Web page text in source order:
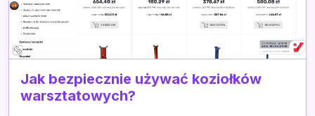
Jak bezpiecznie używać koziołków
warsztatowych?